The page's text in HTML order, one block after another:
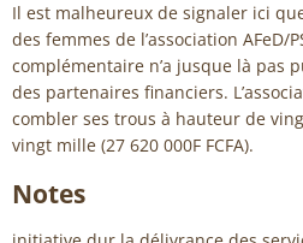
Il est malheureux de signaler ici
des femmes de l’association AFeD/
complémentaire n’a jusque là pas
des partenaires financiers.
combler ses trous à hauteur de
vingt mille (27 620 000F FCFA).
Notes